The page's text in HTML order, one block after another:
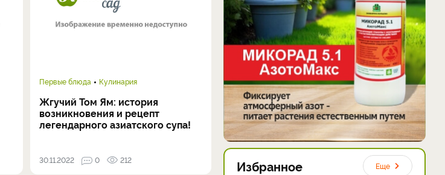
Первые блюда Кулинария
Жгучий Том Ям: история
возникновения и рецепт
легендарного азиатского супа!
30.11.2022 0 212 Избранное Еще